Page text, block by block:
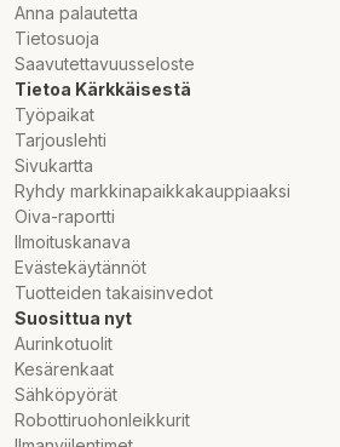
Anna palautetta
Tietosuoja
Saavutettavuusseloste
Tietoa Kärkkäisestä
Työpaikat
Tarjouslehti
Sivukartta
Ryhdy markkinapaikkakauppiaaksi
Oiva-raportti
Ilmoituskanava
Evästekäytännöt
Tuotteiden takaisinvedot
Suosittua nyt
Aurinkotuolit
Kesärenkaat
Sähköpyörät
Robottiruohonleikkurit